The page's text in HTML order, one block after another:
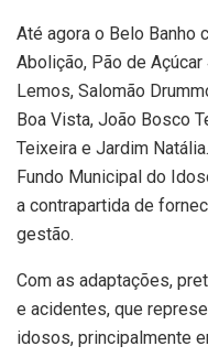
Até agora o Belo Banho
Abolição, Pão de
Lemos, Salomão
Boa Vista, João Bosco
Teixeira e Jardim
Fundo Municipal do
a contrapartida de
gestão.
Com as adaptações,
e acidentes, que
idosos, principalmente